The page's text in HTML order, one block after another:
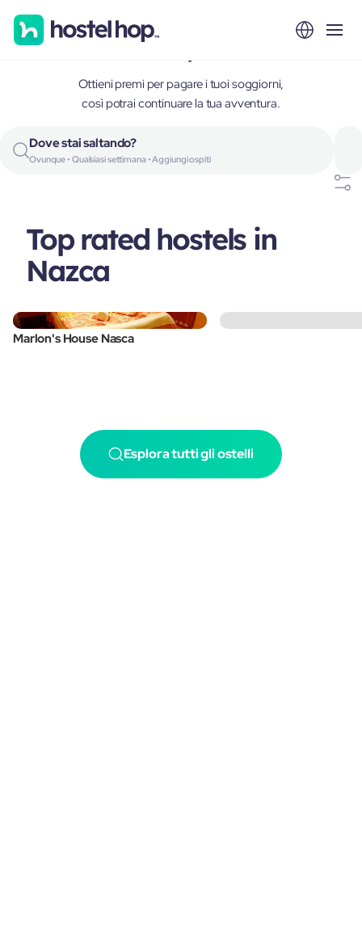
Nazca, Peru
Ottieni premi per pagare i tuoi soggiorni,
così potrai continuare la tua avventura.
Dove stai saltando?
Ovunque • Qualsiasi settimana • Aggiungi ospiti
Top rated hostels in
Nazca
Marlon's House Nasca
Esplora tutti gli ostelli